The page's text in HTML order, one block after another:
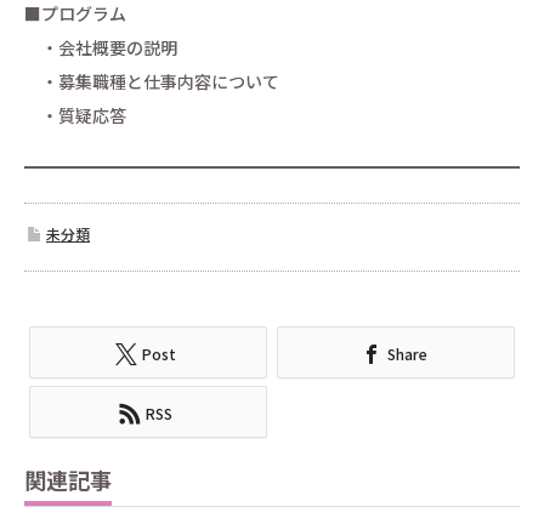
■プログラム
・会社概要の説明
・募集職種と仕事内容について
・質疑応答
未分類
Post Share
RSS
関連記事